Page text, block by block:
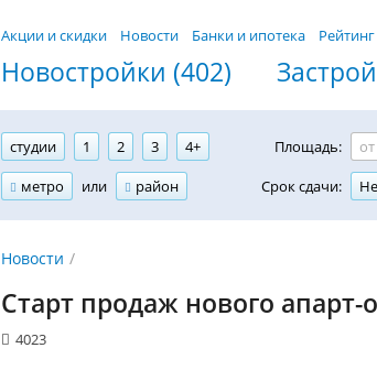
Акции и скидки Новости Банки и ипотека
Новостройки (402)
студии 1 2 3
4+
метро
или район
Площадь:
Срок сдачи:
Новости
Старт продаж нового апарт-
4023